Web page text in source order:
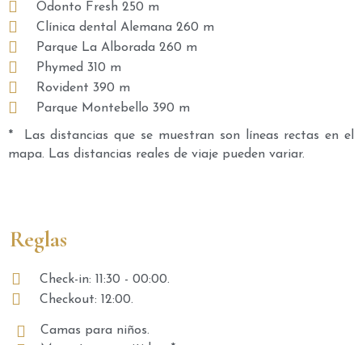
Odonto Fresh 250 m
Clínica dental Alemana 260 m
Parque La Alborada 260 m
Phymed 310 m
Rovident 390 m
Parque Montebello 390 m
* Las distancias que se muestran son líneas rectas en el
mapa. Las distancias reales de viaje pueden variar.
Reglas
Check-in: 11:30 - 00:00.
Checkout: 12:00.
Camas para niños.